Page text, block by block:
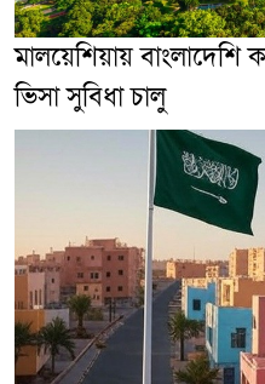
মালয়েশিয়ায় বাংলাদেশি
ভিসা সুবিধা চালু